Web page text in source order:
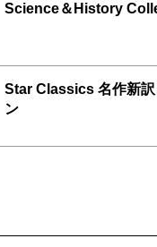
Science＆History
Star Classics 名作新訳
ン